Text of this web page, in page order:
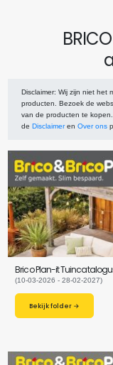
Disclaimer: Wij zijn niet het
producten. Bezoek de
van de producten te
de Disclaimeren Over ons
Brico Plan-it
(10-03-2026 - 28-02-2027)
Bekijk folder →